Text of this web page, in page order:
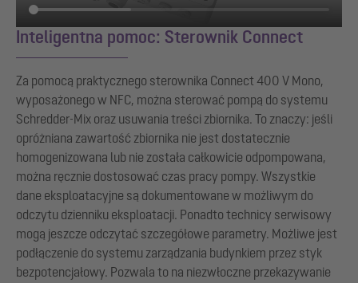
Inteligentna pomoc: Sterownik Connect
Za pomocą praktycznego sterownika Connect 400 V Mono,
wyposażonego w NFC, można sterować pompą do systemu
Schredder-Mix oraz usuwania treści zbiornika. To znaczy: jeśli
opróżniana zawartość zbiornika nie jest dostatecznie
homogenizowana lub nie została całkowicie odpompowana,
można ręcznie dostosować czas pracy pompy. Wszystkie
dane eksploatacyjne są dokumentowane w możliwym do
odczytu dzienniku eksploatacji. Ponadto technicy serwisowy
mogą jeszcze odczytać szczegółowe parametry. Możliwe jest
podłączenie do systemu zarządzania budynkiem przez styk
bezpotencjałowy. Pozwala to na niezwłoczne przekazywanie